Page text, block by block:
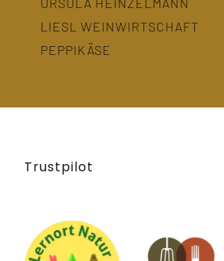
LIESL WEINWIRTSCHAFT
PEPPIKÄSE
Trustpilot